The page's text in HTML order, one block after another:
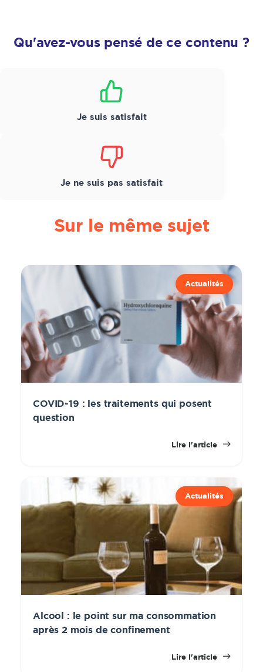
Qu'avez-vous pensé de ce contenu ?
Je suis satisfait
Je ne suis pas satisfait
Sur le même sujet
Actualités
COVID-19 : les traitements qui posent
question
Lire l'article
Actualités
Alcool : le point sur ma consommation
après 2 mois de confinement
Lire l'article